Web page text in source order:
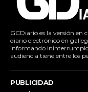
GCDiario es la versión en
diario electrónico en
informando
audiencia tiene entre los
PUBLICIDAD